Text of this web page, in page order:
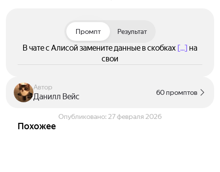
Промпт Результат
В чате с Алисой замените данные в скобках [...] на
свои
Автор
Данилл Вейс 60 промптов
Опубликовано: 27 февраля 2026
Похожее